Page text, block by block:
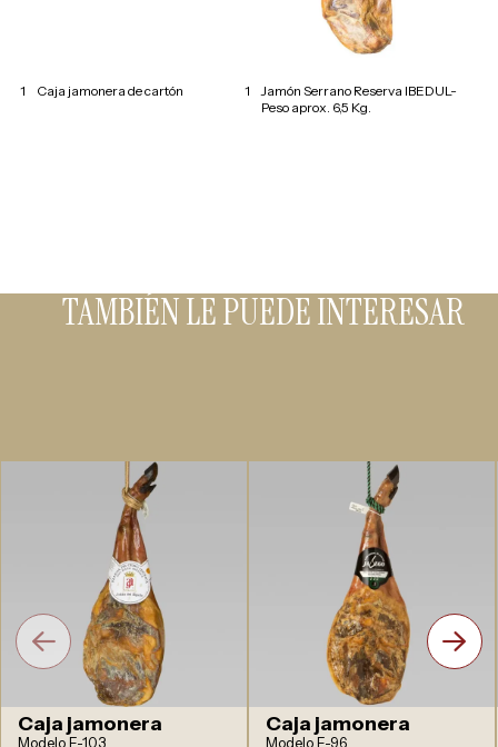
1 Caja jamonera de cartón 1
Jamón Serrano Reserva IBEDUL-
Peso aprox. 6,5 Kg.
TAMBIÉN LE PUEDE INTERESAR
Caja jamonera
Modelo F-103
Caja jamonera
Modelo F-96